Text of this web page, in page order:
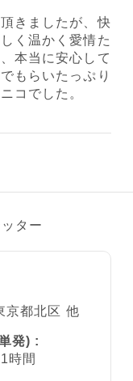
きましたが、快
く温かく愛情た
本当に安心して
もらいたっぷり
コでした。
ター
京都北区 他
発) :
時間